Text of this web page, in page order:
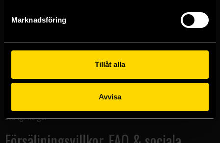
Marknadsföring
Tillåt alla
Avvisa
211 43 Malmö
Nygatan 20
Kundtjänst
Telefontider: 12-14 måndag-torsdag
Stängt helger